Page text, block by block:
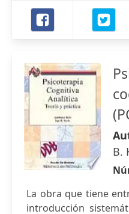
B.
La obra que tiene
introducción